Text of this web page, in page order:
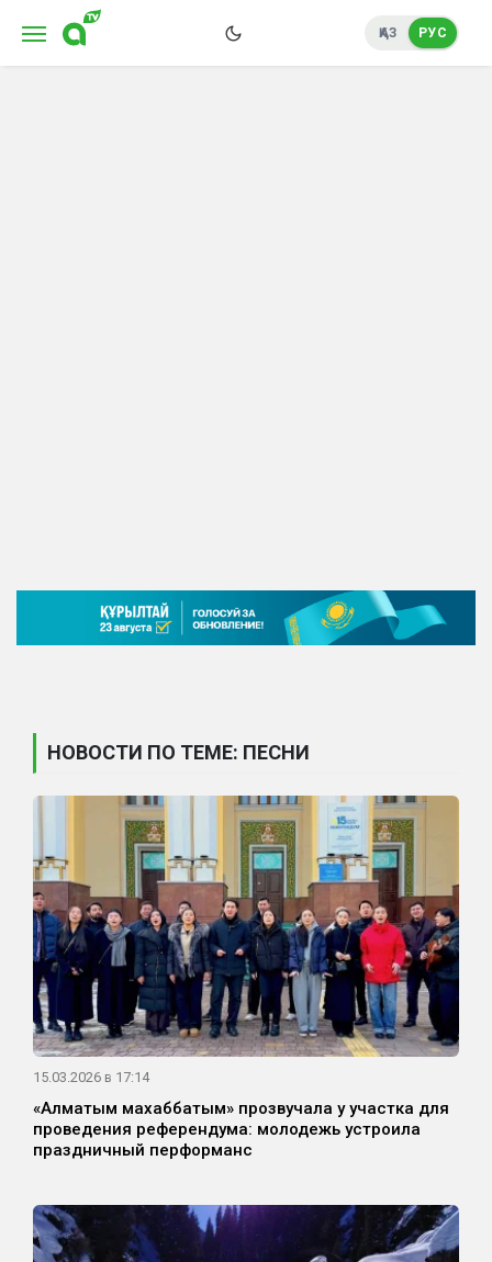
ҚАЗ РУС
НОВОСТИ ПО ТЕМЕ: ПЕСНИ
15.03.2026 в 17:14
«Алматым махаббатым» прозвучала у участка для
проведения референдума: молодежь устроила
праздничный перформанс